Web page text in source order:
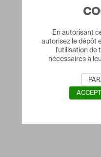
En autorisant
autorisez le dépôt
l'utilisation de
nécessaires à